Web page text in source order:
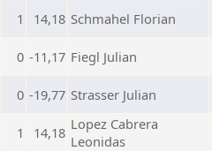
1 14,18 Schmahel Florian
0 -11,17 Fiegl Julian
0 -19,77 Strasser Julian
1 14,18 Lopez Cabrera
Leonidas